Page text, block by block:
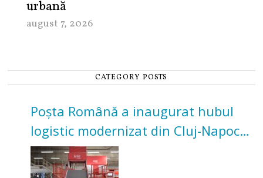
urbană
august 7, 2026
CATEGORY POSTS
Poșta Română a inaugurat hubul
logistic modernizat din Cluj-Napoca.
Investiție de 3 milioane de euro